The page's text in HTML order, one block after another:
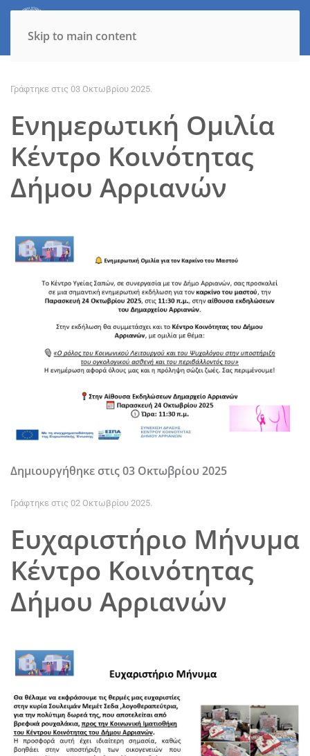
Skip to main content
Γράφτηκε στις 03 Οκτωβρίου 2025.
Ενημερωτική Ομιλία
Κέντρο Κοινότητας
Δήμου Αρριανών
Δημιουργήθηκε στις03 Οκτωβρίου 2025
Γράφτηκε στις 02 Οκτωβρίου 2025.
Ευχαριστήριο Μήνυμα
Κέντρο Κοινότητας
Δήμου Αρριανών